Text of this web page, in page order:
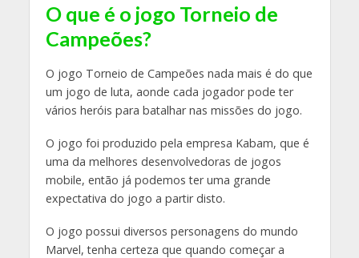
O que é o jogo Torneio de
Campeões?
O jogo Torneio de Campeões nada mais é do que
um jogo de luta, aonde cada jogador pode ter
vários heróis para batalhar nas missões do jogo.
O jogo foi produzido pela empresa Kabam, que é
uma da melhores desenvolvedoras de jogos
mobile, então já podemos ter uma grande
expectativa do jogo a partir disto.
O jogo possui diversos personagens do mundo
Marvel, tenha certeza que quando começar a